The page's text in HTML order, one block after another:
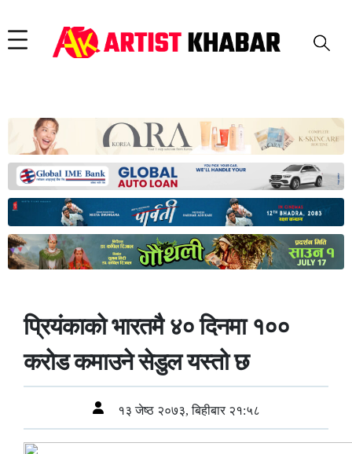
प्रियंकाको भारतमै ४० दिनमा १००
करोड कमाउने सेडुल यस्तो छ
१३ जेष्ठ २०७३, बिहीबार २१:५८